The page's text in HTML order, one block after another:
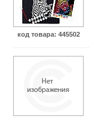
код товара: 445502